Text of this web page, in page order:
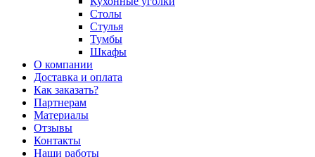
Столы
Стулья
Тумбы
Шкафы
О компании
Доставка и оплата
Как заказать?
Партнерам
Материалы
Отзывы
Контакты
Наши работы